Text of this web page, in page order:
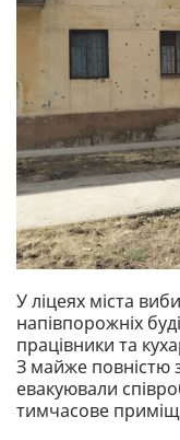
У ліцеях міста
напівпорожніх
працівники та
З майже повністю
евакуювали
тимчасове